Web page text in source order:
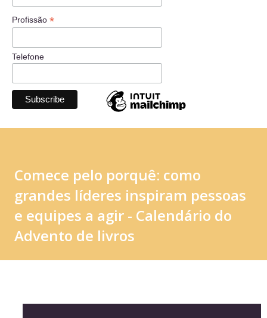
Profissão *
Telefone
Comece pelo porquê: como
grandes líderes inspiram pessoas
e equipes a agir - Calendário do
Advento de livros